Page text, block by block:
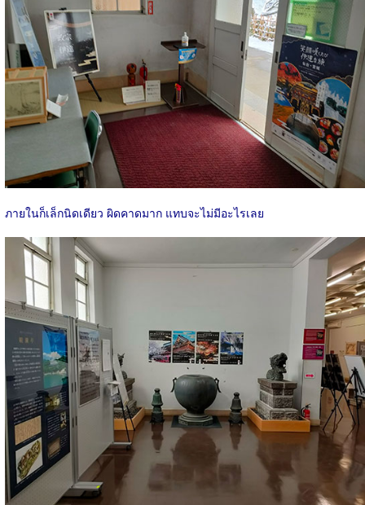
ภายในก็เล็กนิดเดียว ผิดคาดมาก แทบจะไม่มีอะไรเลย